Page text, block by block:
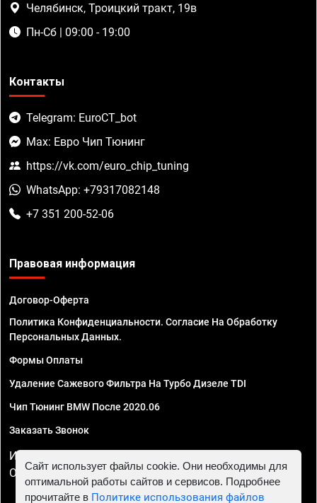
Челябинск, Троицкий тракт, 19в
Пн-Сб | 09:00 - 19:00
Контакты
Telegram: EuroCT_bot
Max: Евро Чип Тюнинг
https://vk.com/euro_chip_tuning
WhatsApp: +79317082148
+7 351 200-52-06
Правовая информация
Договор-Оферта
Политика Конфиденциальности. Согласие На Обработку
Персональных Данных.
Формы Оплаты
Удаление Сажевого Фильтра На Турбо Дизеле TDI
Чип Тюнинг BMW После 2020.06
Заказать Звонок
ИП Смирнов Георгий Павлович. ИНН 781302555843,
ОГРНИП 324470400032610
Сайт использует файлы cookie. Они необходимы для
оптимальной работы сайтов и сервисов. Подробнее
прочитайте в Политике использования файлов